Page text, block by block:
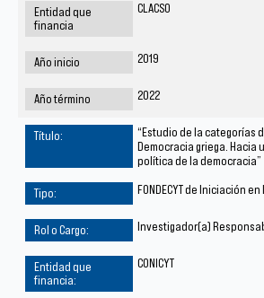
CLACSO
2019
2022
“Estudio de la categorías
Democracia griega. Hacia
política de la democracia”
FONDECYT de Iniciación
Investigador(a)
CONICYT